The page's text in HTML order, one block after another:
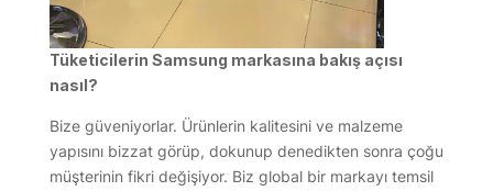
Tüketicilerin Samsung markasına bakış açısı
nasıl?
Bize güveniyorlar. Ürünlerin kalitesini ve malzeme
yapısını bizzat görüp, dokunup denedikten sonra çoğu
müşterinin fikri değişiyor. Biz global bir markayı temsil